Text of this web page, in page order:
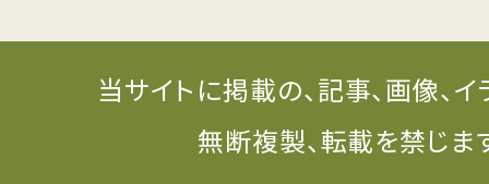
当サイトに掲載の、記事、画像、
無断複製、転載を禁じま